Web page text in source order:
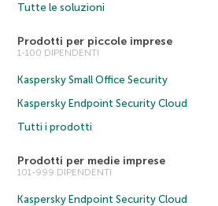
Tutte le soluzioni
Prodotti per piccole imprese
1-100 DIPENDENTI
Kaspersky Small Office Security
Kaspersky Endpoint Security Cloud
Tutti i prodotti
Prodotti per medie imprese
101-999 DIPENDENTI
Kaspersky Endpoint Security Cloud